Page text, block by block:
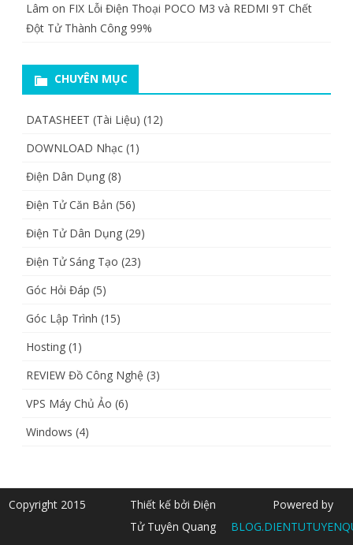
Lâm on FIX Lỗi Điện Thoại POCO M3 và REDMI 9T Chết
Đột Tử Thành Công 99%
CHUYÊN MỤC
DATASHEET (Tài Liệu) (12)
DOWNLOAD Nhạc (1)
Điện Dân Dụng (8)
Điện Tử Căn Bản (56)
Điện Tử Dân Dụng (29)
Điện Tử Sáng Tạo (23)
Góc Hỏi Đáp (5)
Góc Lập Trình (15)
Hosting (1)
REVIEW Đồ Công Nghệ (3)
VPS Máy Chủ Ảo (6)
Windows (4)
Copyright 2015
Thiết kế bởi Điện
Tử Tuyên Quang
Powered by